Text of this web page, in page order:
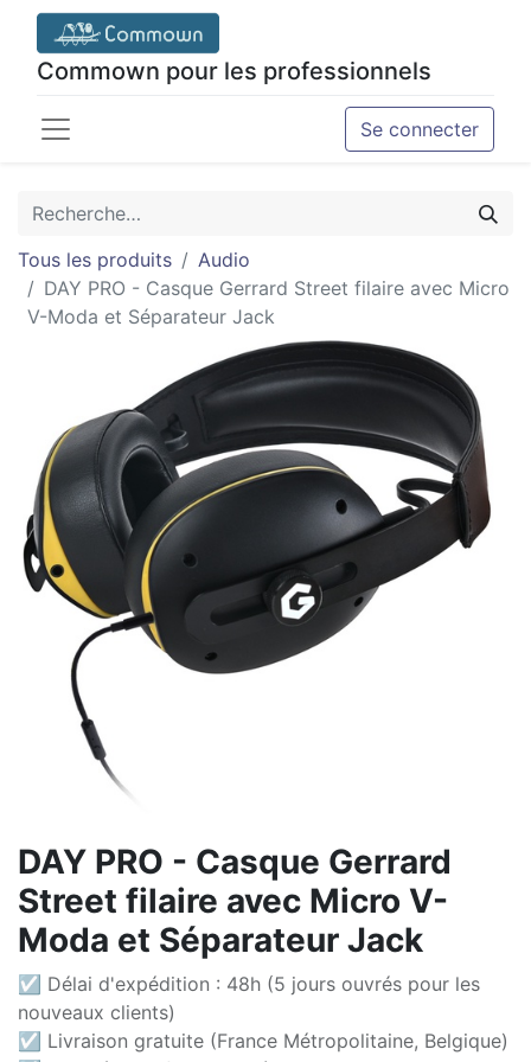
Commown pour les professionnels
Se connecter
Tous les produits
Audio
DAY PRO - Casque Gerrard Street filaire avec Micro
V-Moda et Séparateur Jack
DAY PRO - Casque Gerrard
Street filaire avec Micro V-
Moda et Séparateur Jack
☑ Délai d'expédition : 48h (5 jours ouvrés pour les
nouveaux clients)
☑ Livraison gratuite (France Métropolitaine, Belgique)